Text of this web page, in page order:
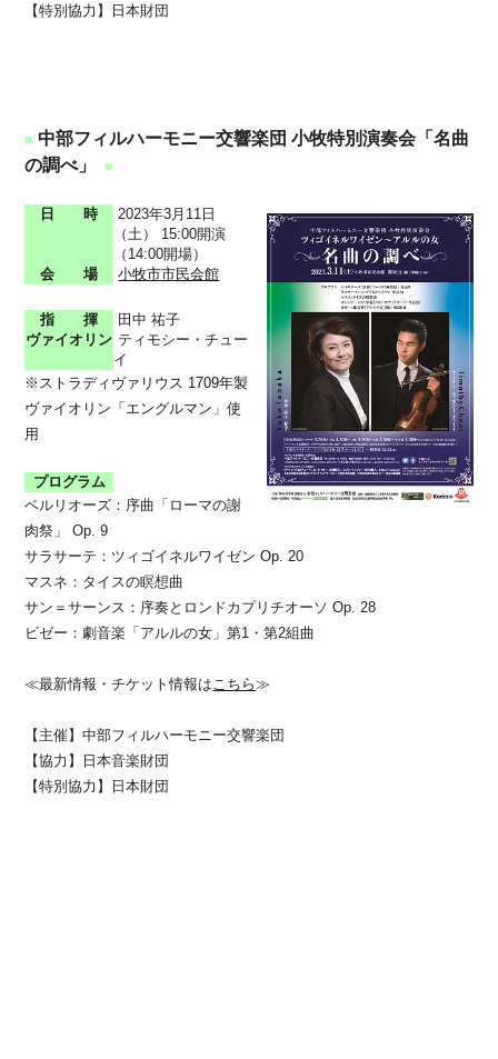
【特別協力】日本財団
■ 中部フィルハーモニー交響楽団 小牧特別演奏会「名曲
の調べ」
■
日 時
2023年3月11日
（土） 15:00開演
（14:00開場）
会 場
小牧市市民会館
指 揮
田中 祐子
ヴァイオリン ティモシー・チュー
イ
※ストラディヴァリウス 1709年製
ヴァイオリン「エングルマン」使
用
プログラム
ベルリオーズ：序曲「ローマの謝
肉祭」 Op. 9
サラサーテ：ツィゴイネルワイゼン Op. 20
マスネ：タイスの瞑想曲
サン＝サーンス：序奏とロンドカプリチオーソ Op. 28
ビゼー：劇音楽「アルルの女」第1・第2組曲
≪最新情報・チケット情報はこちら≫
【主催】中部フィルハーモニー交響楽団
【協力】日本音楽財団
【特別協力】日本財団